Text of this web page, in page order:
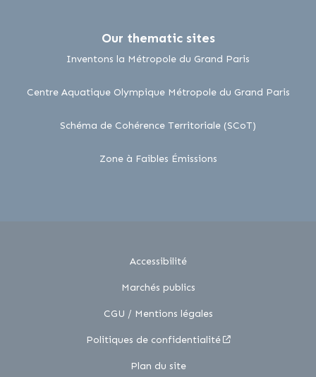
Our thematic sites
Inventons la Métropole du Grand Paris
Centre Aquatique Olympique Métropole du Grand Parislien
Schéma de Cohérence Territoriale (SCoT)
Zone à Faibles Émissionslien externe
Accessibilité
Marchés publics
CGU / Mentions légales
Politiques de confidentialité
Plan du site